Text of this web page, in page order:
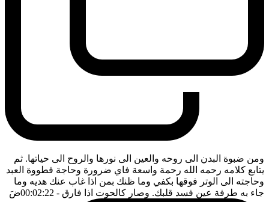
ومن ضبوة البدن الى روحه والعين الى نورها والروح الى حياتها. ثم
يتابع كلامه رحمه الله رحمة واسعة فاي ضرورة وحاجة فطووة العبد
وحاجته الى الوتر فوقها بكفي وما ظنك بمن اذا غاب عنك هديه وما
جاء به طرفة عين فسد قلبك. وصار كالحوت اذا فارق - 00:02:22 ضَ